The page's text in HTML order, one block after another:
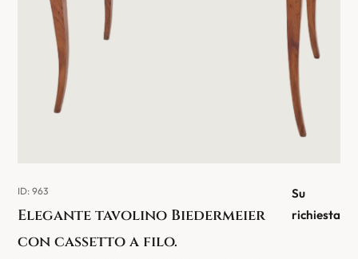
ID: 963
Elegante tavolino Biedermeier
con cassetto a filo.
Su
richiesta